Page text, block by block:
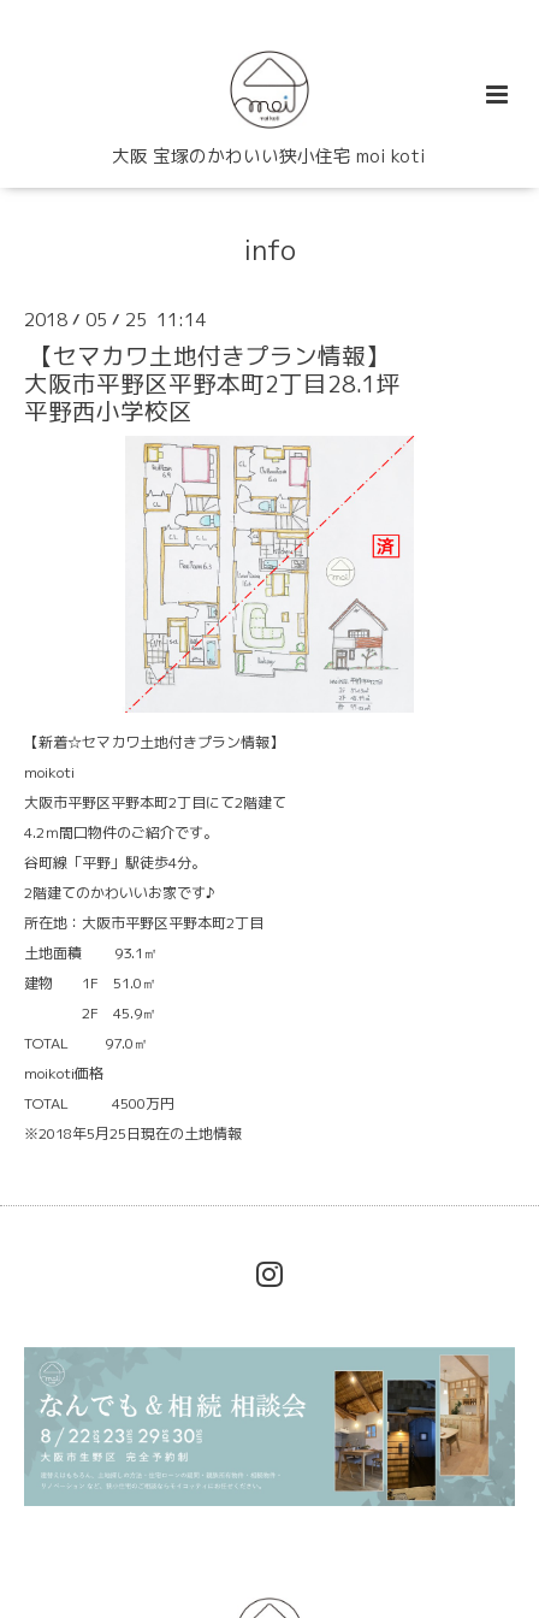
大阪 宝塚のかわいい狭小住宅 moi koti
info
2018 / 05 / 25 11:14
【セマカワ土地付きプラン情報】
大阪市平野区平野本町2丁目28.1坪
平野西小学校区
【新着☆セマカワ土地付きプラン情報】
moikoti
大阪市平野区平野本町2丁目にて2階建て
4.2ｍ間口物件のご紹介です。
谷町線「平野」駅徒歩4分。
2階建てのかわいいお家です♪
所在地：大阪市平野区平野本町2丁目
土地面積 93.1㎡
建物 1F 51.0㎡
2F 45.9㎡
TOTAL 97.0㎡
moikoti価格
TOTAL 4500万円
※2018年5月25日現在の土地情報